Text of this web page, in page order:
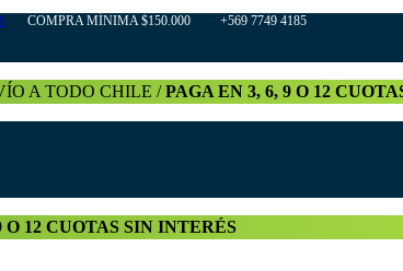
COMPRA MÍNIMA $150.000 +569 7749 4185
A TODO CHILE /PAGA EN 3, 6, 9 O 12
O 12 CUOTAS SIN INTERÉS